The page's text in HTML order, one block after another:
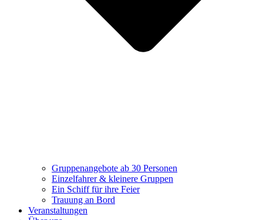
Gruppenangebote ab 30 Personen
Einzelfahrer & kleinere Gruppen
Ein Schiff für ihre Feier
Trauung an Bord
Veranstaltungen